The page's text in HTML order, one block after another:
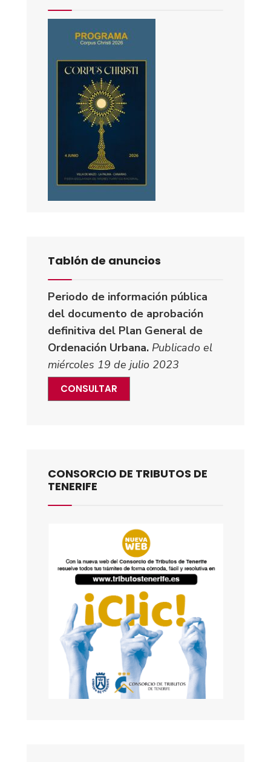
Tablón de anuncios
Periodo de información pública
del documento de aprobación
definitiva del Plan General de
Ordenación Urbana. Publicado el
miércoles 19 de julio 2023
CONSULTAR
CONSORCIO DE TRIBUTOS DE
TENERIFE